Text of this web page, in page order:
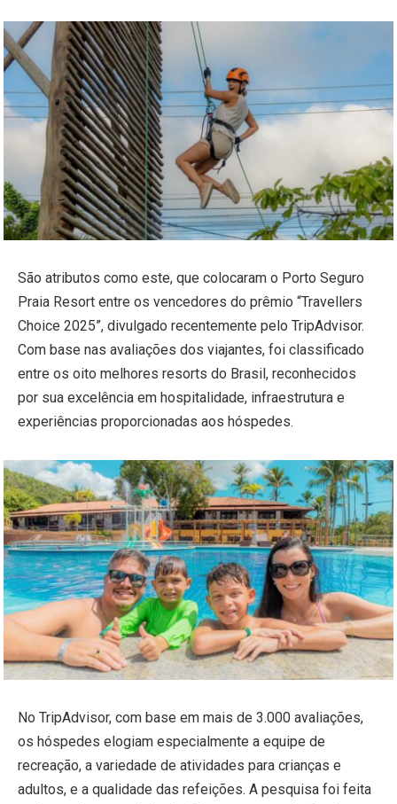
São atributos como este, que colocaram o Porto Seguro
Praia Resort entre os vencedores do prêmio “Travellers
Choice 2025”, divulgado recentemente pelo TripAdvisor.
Com base nas avaliações dos viajantes, foi classificado
entre os oito melhores resorts do Brasil, reconhecidos
por sua excelência em hospitalidade, infraestrutura e
experiências proporcionadas aos hóspedes.
No TripAdvisor, com base em mais de 3.000 avaliações,
os hóspedes elogiam especialmente a equipe de
recreação, a variedade de atividades para crianças e
adultos, e a qualidade das refeições. A pesquisa foi feita